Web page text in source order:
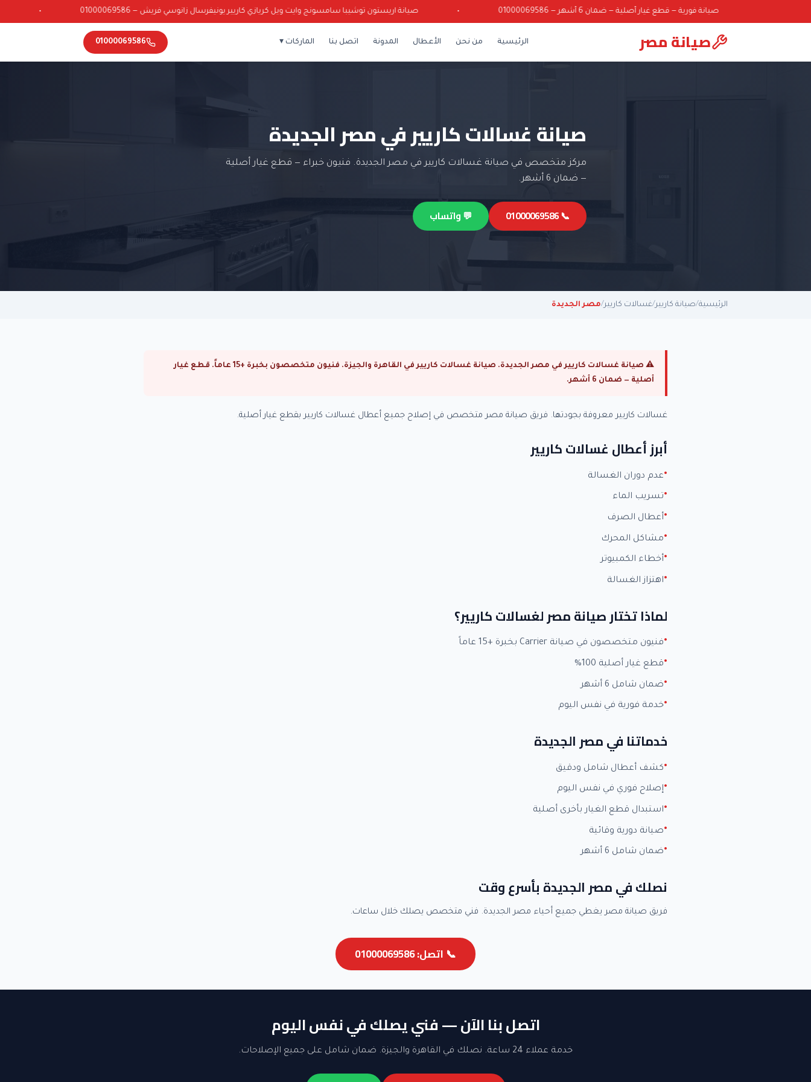
صيانة فورية — قطع غيار أصلية — ضمان 6 أشهر — 01000069586 صيانة اريستون توشيبا سامسونج وايت ويل كريازي كاريير يونيفرسال زانوسي فريش — 01000069586
صيانة مصر الرئيسية من نحن الأعطال المدونة اتصل بنا الماركات ▾ 01000069586
صيانة غسالات كاريير في مصر الجديدة
مركز متخصص في صيانة غسالات كاريير في مصر الجديدة. فنيون خبراء — قطع غيار أصلية
— ضمان 6 أشهر.
📞 01000069586 💬 واتساب
الرئيسية/صيانة كاريير/غسالات كاريير/مصر الجديدة
⚠ صيانة غسالات كاريير في مصر الجديدة. صيانة غسالات كاريير في القاهرة والجيزة. فنيون متخصصون بخبرة +15 عاماً. قطع غيار
أصلية — ضمان 6 أشهر.
غسالات كاريير معروفة بجودتها. فريق صيانة مصر متخصص في إصلاح جميع أعطال غسالات كاريير بقطع غيار أصلية.
أبرز أعطال غسالات كاريير
عدم دوران الغسالة
تسريب الماء
أعطال الصرف
مشاكل المحرك
أخطاء الكمبيوتر
اهتزاز الغسالة
لماذا تختار صيانة مصر لغسالات كاريير؟
فنيون متخصصون في صيانة Carrier بخبرة +15 عاماً
قطع غيار أصلية 100%
ضمان شامل 6 أشهر
خدمة فورية في نفس اليوم
خدماتنا في مصر الجديدة
كشف أعطال شامل ودقيق
إصلاح فوري في نفس اليوم
استبدال قطع الغيار بأخرى أصلية
صيانة دورية وقائية
ضمان شامل 6 أشهر
نصلك في مصر الجديدة بأسرع وقت
فريق صيانة مصر يغطي جميع أحياء مصر الجديدة. فني متخصص يصلك خلال ساعات.
📞 اتصل: 01000069586
اتصل بنا الآن — فني يصلك في نفس اليوم
خدمة عملاء 24 ساعة. نصلك في القاهرة والجيزة. ضمان شامل على جميع الإصلاحات.